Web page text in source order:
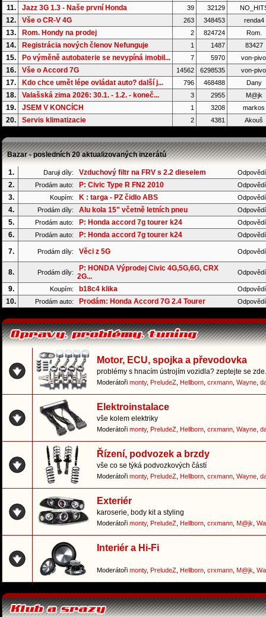
11. Jazz 3G 1.3 - Naše první Honda 39 32129
12. Vše o CR-V 4G 263 348453 renda4
13. Rom. Hondy na prodej 2 824724 Rom.
14. Registrácia nových členov Nefunguje 1 1487 83427
15. Po výměně autobaterie se nevypíná imobil... 7 5970 von-
16. Vše o Accord 7G 14562 6298535 von-
17. Kdo chce umět lépe ovládat auto? další j... 796 468488 Dany
18. Valašská zima 2026: 30.1. - 1.2. - koneč... 3 2955 M@jk
19. JSEM V KONCÍCH 1 3208 markos
20. Servis klimatizacie 2 4381 Akouš
Bazar - posledních 20 aktualizovaných inzerátů
1. Daruji díly: Vzduchový filtr na FRV s 2.2 dieselem
2. Prodám auto: P: Civic Type R FN2 2010
3. Koupím: K : targa - PZ čidlo ABS
4. Prodám díly: Alu kola 15" včetně letních pneu
5. Prodám auto: P: Honda accord 7g tourer k24
6. Prodám auto: P: Honda accord 7g tourer k24
7. Prodám díly: Věci z 5G
8. Prodám díly:
P: HONDA Výprodej Civic 4G,5G,6G, CRX
2G...
9. Koupím: b18c4 klika
10. Prodám auto: Prodám: Honda Accord 7G 2.4 Tourer
Motor, ECU, spojka a převodovka
problémy s hnacím ústrojím vozidla? zeptejte se
Moderátoři monty, PreludeZ Hellborn crxmann Wayne
Elektroinstalace
vše kolem elektriky
Moderátoři monty, PreludeZ Hellborn crxmann Wayne
Řízení, podvozek a brzdy
vše co se týká podvozkových částí
Moderátoři monty, PreludeZ Hellborn crxmann Wayne
Exteriér
karoserie, body kit a styling
Moderátoři monty, PreludeZ Hellborn crxmann M@jk
Interiér a Hi-Fi
Moderátoři monty, PreludeZ Hellborn crxmann M@jk